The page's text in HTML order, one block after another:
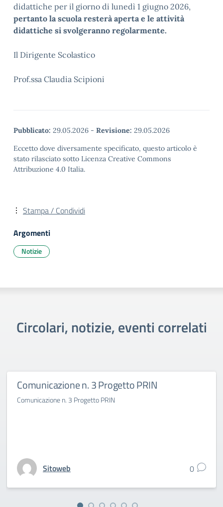
didattiche per il giorno di lunedì 1 giugno 2026,
pertanto la scuola resterà aperta e le attività
didattiche si svolgeranno regolarmente.
Il Dirigente Scolastico
Prof.ssa Claudia Scipioni
Pubblicato: 29.05.2026 - Revisione: 29.05.2026
Eccetto dove diversamente specificato, questo articolo è
stato rilasciato sotto Licenza Creative Commons
Attribuzione 4.0 Italia.
Stampa / Condividi
Argomenti
Notizie
Circolari, notizie, eventi correlati
Comunicazione n. 3 Progetto PRIN
Comunicazione n. 3 Progetto PRIN
Sitoweb 0